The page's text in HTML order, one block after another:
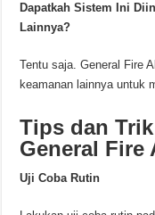
Dapatkah Sistem Ini
Lainnya?
Tentu saja. General Fire
keamanan lainnya untuk
Tips dan
General Fire
Uji Coba Rutin